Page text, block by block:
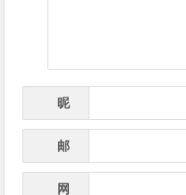
昵
邮
网